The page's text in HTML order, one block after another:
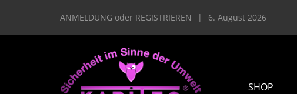
ANMELDUNG oder REGISTRIEREN | 6. August 2026
SHOP